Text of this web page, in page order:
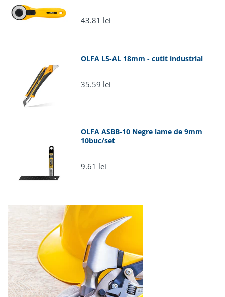
43.81 lei
OLFA L5-AL 18mm - cutit industrial
35.59 lei
OLFA ASBB-10 Negre lame de 9mm
10buc/set
9.61 lei